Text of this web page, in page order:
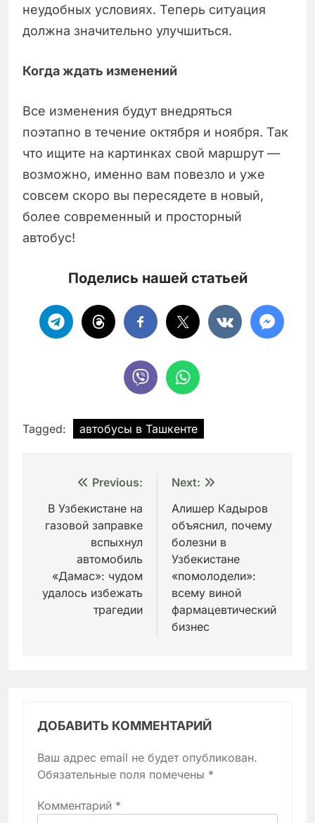
неудобных условиях. Теперь ситуация
должна значительно улучшиться.
Когда ждать изменений
Все изменения будут внедряться
поэтапно в течение октября и ноября. Так
что ищите на картинках свой маршрут —
возможно, именно вам повезло и уже
совсем скоро вы пересядете в новый,
более современный и просторный
автобус!
Поделись нашей статьей
Tagged: автобусы в Ташкенте
Навигация
по
записям
Previous:
В Узбекистане на
газовой заправке
вспыхнул
автомобиль
«Дамас»: чудом
удалось избежать
трагедии
Next:
Алишер Кадыров
объяснил, почему
болезни в
Узбекистане
«помолодели»:
всему виной
фармацевтический
бизнес
ДОБАВИТЬ КОММЕНТАРИЙ
Ваш адрес email не будет опубликован.
Обязательные поля помечены *
Комментарий *